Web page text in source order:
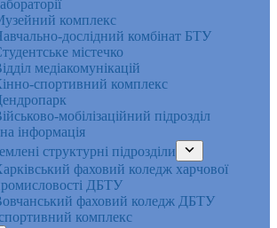
комплекс
дослідний комбінат БТУ
містечко
медіакомунікацій
спортивний комплекс
мобілізаційний підрозділ
інформація
структурні підрозділи
фаховий коледж харчової
ДБТУ
фаховий коледж ДБТУ
комплекс